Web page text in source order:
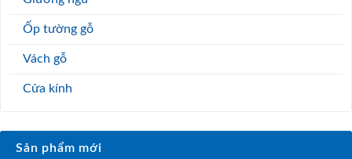
Ốp tường gỗ
Vách gỗ
Cửa kính
Sản phẩm mới